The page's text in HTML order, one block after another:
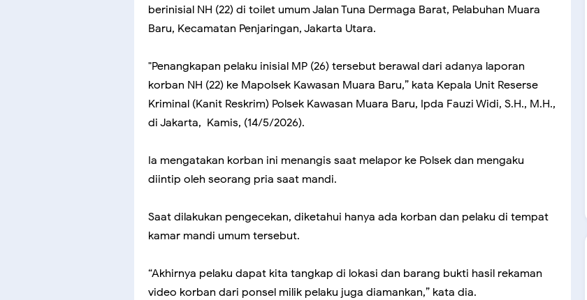
berinisial NH (22) di toilet umum Jalan Tuna Dermaga Barat, Pelabuhan Muara
Baru, Kecamatan Penjaringan, Jakarta Utara.
"Penangkapan pelaku inisial MP (26) tersebut berawal dari adanya laporan
korban NH (22) ke Mapolsek Kawasan Muara Baru,” kata Kepala Unit Reserse
Kriminal (Kanit Reskrim) Polsek Kawasan Muara Baru, Ipda Fauzi Widi, S.H., M.H.,
di Jakarta, Kamis, (14/5/2026).
Ia mengatakan korban ini menangis saat melapor ke Polsek dan mengaku
diintip oleh seorang pria saat mandi.
Saat dilakukan pengecekan, diketahui hanya ada korban dan pelaku di tempat
kamar mandi umum tersebut.
“Akhirnya pelaku dapat kita tangkap di lokasi dan barang bukti hasil rekaman
video korban dari ponsel milik pelaku juga diamankan,” kata dia.